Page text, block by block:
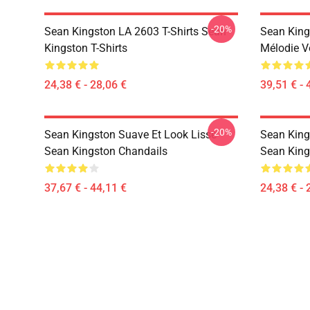
Sean Kingston LA 2603 T-Shirts Sean
Kingston T-Shirts
24,38 € - 28,06 €
-20%
Sean
Mélodie
39,51 € -
Sean Kingston Suave Et Look Lisse
Sean Kingston Chandails
37,67 € - 44,11 €
-20%
Sean
Sean
24,38 € -